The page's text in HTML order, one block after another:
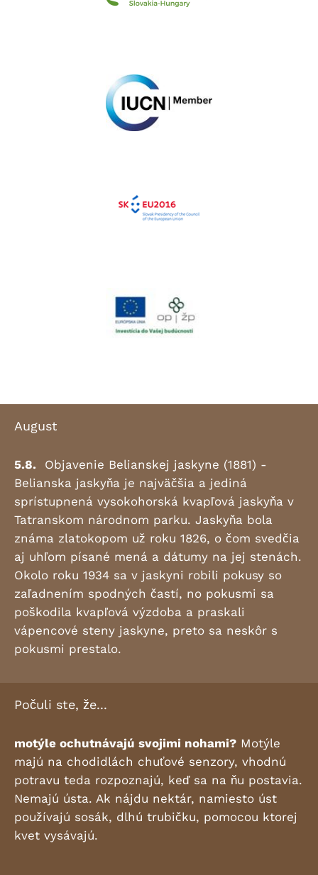
August
5.8. Objavenie Belianskej jaskyne (1881) -
Belianska jaskyňa je najväčšia a jediná
sprístupnená vysokohorská kvapľová jaskyňa v
Tatranskom národnom parku. Jaskyňa bola
známa zlatokopom už roku 1826, o čom svedčia
aj uhľom písané mená a dátumy na jej stenách.
Okolo roku 1934 sa v jaskyni robili pokusy so
zaľadnením spodných častí, no pokusmi sa
poškodila kvapľová výzdoba a praskali
vápencové steny jaskyne, preto sa neskôr s
pokusmi prestalo.
Počuli ste, že...
motýle ochutnávajú svojimi nohami? Motýle
majú na chodidlách chuťové senzory, vhodnú
potravu teda rozpoznajú, keď sa na ňu postavia.
Nemajú ústa. Ak nájdu nektár, namiesto úst
používajú sosák, dlhú trubičku, pomocou ktorej
kvet vysávajú.